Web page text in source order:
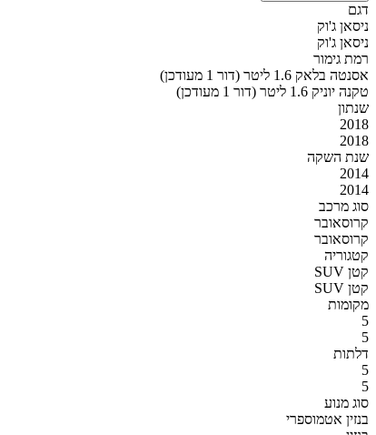
דגם
ניסאן ג'וק
ניסאן ג'וק
רמת גימור
אסנטה בלאק 1.6 ליטר (דור 1 מעודכן)
טקנה יוניק 1.6 ליטר (דור 1 מעודכן)
שנתון
2018
2018
שנת השקה
2014
2014
סוג מרכב
קרוסאובר
קרוסאובר
קטגוריה
SUV קטן
SUV קטן
מקומות
5
5
דלתות
5
5
סוג מנוע
בנזין אטמוספרי